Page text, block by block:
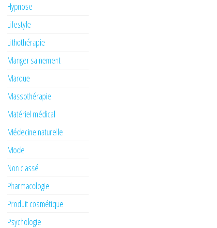
Hypnose
Lifestyle
Lithothérapie
Manger sainement
Marque
Massothérapie
Matériel médical
Médecine naturelle
Mode
Non classé
Pharmacologie
Produit cosmétique
Psychologie